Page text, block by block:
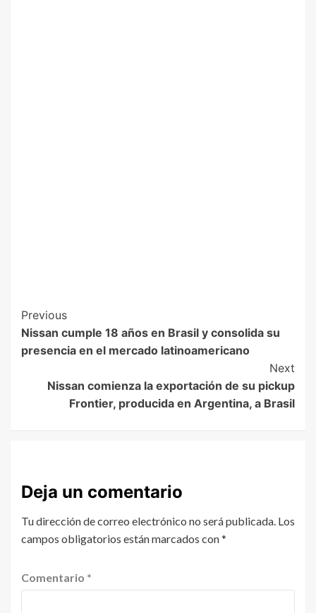
Previous
Nissan cumple 18 años en Brasil y consolida su
presencia en el mercado latinoamericano
Next
Nissan comienza la exportación de su pickup
Frontier, producida en Argentina, a Brasil
Deja un comentario
Tu dirección de correo electrónico no será publicada. Los
campos obligatorios están marcados con*
Comentario *